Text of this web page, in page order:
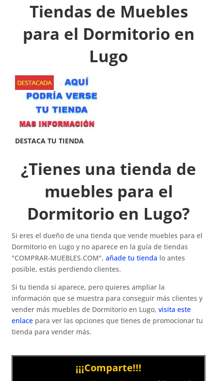
Tiendas de Muebles
para el Dormitorio en
Lugo
¿Tienes una tienda de
muebles para el
Dormitorio en Lugo?
Si eres el dueño de una tienda que vende muebles para el
Dormitorio en Lugo y no aparece en la guía de tiendas
"COMPRAR-MUEBLES.COM",añade tu tienda lo antes
posible, estás perdiendo clientes.
Si tu tienda si aparece, pero quieres ampliar la
información que se muestra para conseguir más clientes y
vender más muebles de Dormitorio en Lugo,visita este
enlace para ver las opciones que tienes de promocionar tu
tienda para vender más.
¡¡¡Comparte!!!